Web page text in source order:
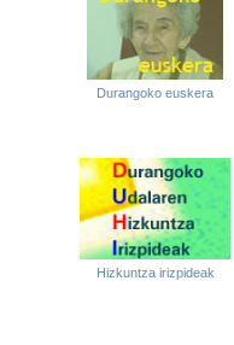
Durangoko euskera
Hizkuntza irizpideak